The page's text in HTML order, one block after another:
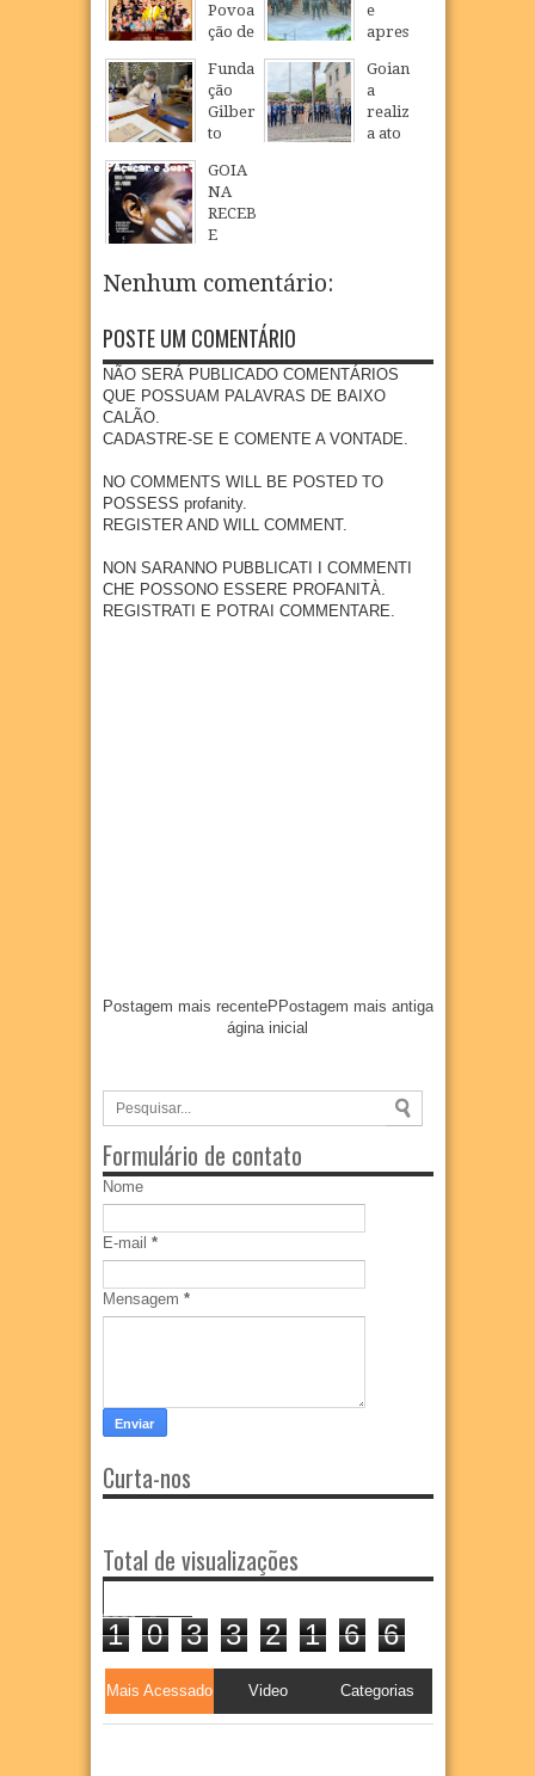
Povoa
ção de
Loure
nço
celebr
a fé,
tradiç
ão e
cultur
a na
e
mbola
Goian
a
07 Aug 2026
e
apres
o das
banda
s
Curica
Funda
ção
Gilber
to
e e
Trans
petro
oferec
curso
to de
conser
vação
de
os em
a-PE
15 Jun 2026
Goian
a
realiz
a ato
a após
fortes
s
GOIA
NA
RECEB
E
STA
TARS
O
LINS
PARA
EXIBI
ÇÃO
DO
DOCU
MENT
ÁRIO
“AÇÚC
AR E
SUOR
”
Nenhum comentário:
POSTE UM COMENTÁRIO
NÃO SERÁ PUBLICADO COMENTÁRIOS
QUE POSSUAM PALAVRAS DE BAIXO
CALÃO.
CADASTRE-SE E COMENTE A VONTADE.
NO COMMENTS WILL BE POSTED TO
POSSESS profanity.
REGISTER AND WILL COMMENT.
NON SARANNO PUBBLICATI I COMMENTI
CHE POSSONO ESSERE PROFANITÀ.
REGISTRATI E POTRAI COMMENTARE.
Postagem mais recente Postagem mais antiga
P
ágina inicial
Formulário de contato
Nome
E-mail *
Mensagem *
Curta-nos
Total de visualizações
1 0 3 3 2 1 6 6
Mais Acessado Video Categorias